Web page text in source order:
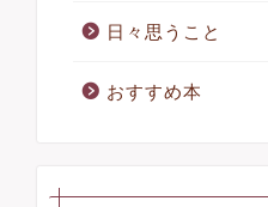
日々思うこと
おすすめ本